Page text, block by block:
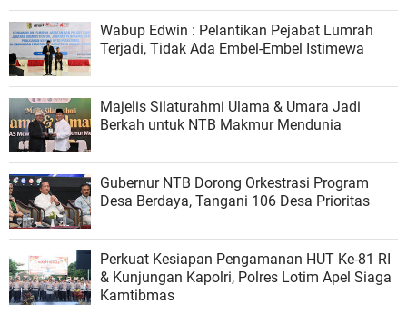
Wabup Edwin : Pelantikan Pejabat Lumrah
Terjadi, Tidak Ada Embel-Embel Istimewa
Majelis Silaturahmi Ulama & Umara Jadi
Berkah untuk NTB Makmur Mendunia
Gubernur NTB Dorong Orkestrasi Program
Desa Berdaya, Tangani 106 Desa Prioritas
Perkuat Kesiapan Pengamanan HUT Ke-81 RI
& Kunjungan Kapolri, Polres Lotim Apel Siaga
Kamtibmas